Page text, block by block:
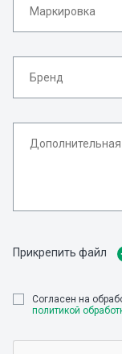
Прикрепить файл
Cогласен на
политикой